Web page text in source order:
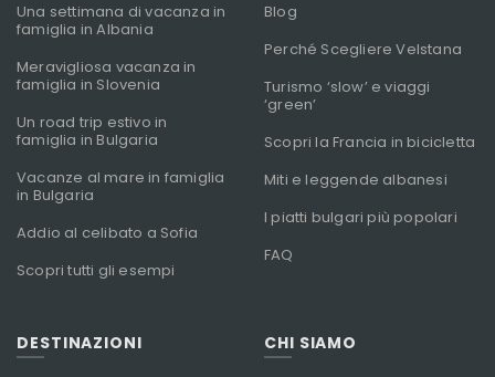
Una settimana di vacanza in
famiglia in Albania
Meravigliosa vacanza in
famiglia in Slovenia
Un road trip estivo in
famiglia in Bulgaria
Vacanze al mare in famiglia
in Bulgaria
Addio al celibato a Sofia
Scopri tutti gli esempi
Blog
Perché Scegliere Velstana
Turismo ‘slow’ e viaggi
‘green’
Scopri la Francia in bicicletta
Miti e leggende albanesi
I piatti bulgari più popolari
FAQ
DESTINAZIONI CHI SIAMO